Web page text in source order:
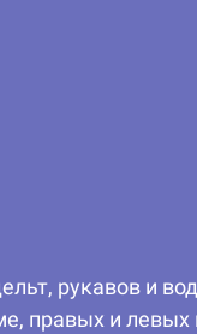
рукавов и
правых и левых